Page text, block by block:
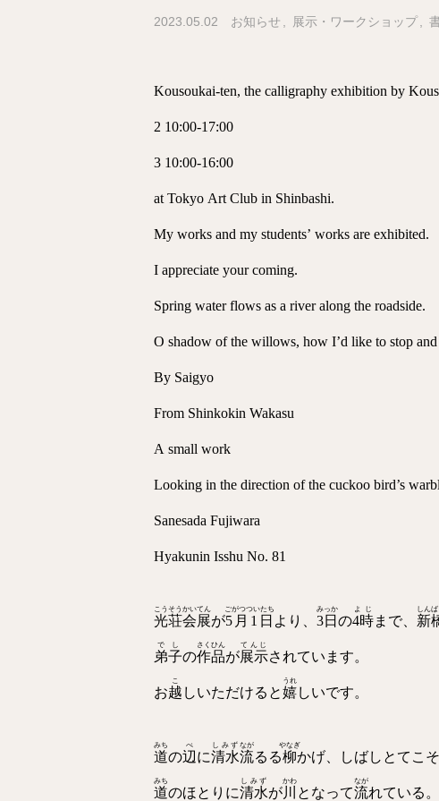
2023.05.02 お知らせ 展示・ワークショップ
Kousoukai-ten, the calligraphy exhibition by
2 10:00-17:00
3 10:00-16:00
at Tokyo Art Club in Shinbashi.
My works and my students’ works are exhibited.
I appreciate your coming.
Spring water flows as a river along the roadside.
O shadow of the willows, how I’d like to stop
By Saigyo
From Shinkokin Wakasu
A small work
Looking in the direction of the cuckoo bird’s
Sanesada Fujiwara
Hyakunin Isshu No. 81
光荘会展
こうそうかいてん
が5月1日
ごがつついたち
￼より、 3日
みっか
の4時
よじ
まで、 新
しんば
弟子
でし
の作品
さくひん
が展示
てんじ
されています。
お越
こ
しいただけると嬉
うれ
しいです。
道
みち
の辺
べ
に清水
しみず
流
なが
るる柳
やなぎ
かげ、しばしとてこそ
道
みち
のほとりに清水
しみず
が川
かわ
となって流
なが
れている。